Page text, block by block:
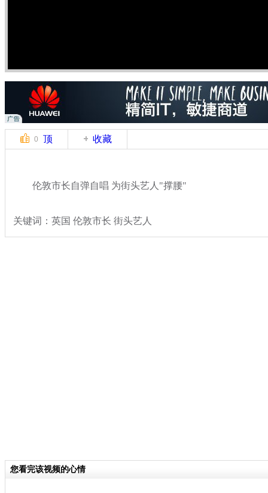
0 顶 收藏
伦敦市长自弹自唱 为街头艺人"撑腰"
关键词：英国 伦敦市长 街头艺人
您看完该视频的心情